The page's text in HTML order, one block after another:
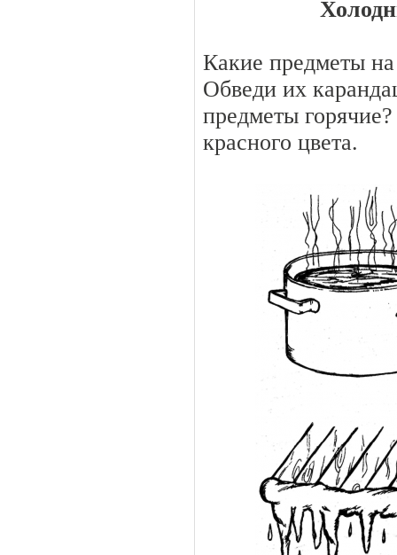
Какие предметы
Обведи их
предметы
красного цвета.